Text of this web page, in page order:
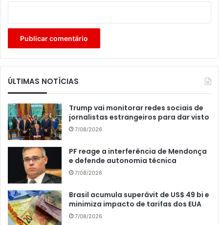
ÚLTIMAS NOTÍCIAS
Trump vai monitorar redes sociais de
jornalistas estrangeiros para dar visto
7/08/2026
PF reage a interferência de Mendonça
e defende autonomia técnica
7/08/2026
Brasil acumula superávit de US$ 49 bi e
minimiza impacto de tarifas dos EUA
7/08/2026